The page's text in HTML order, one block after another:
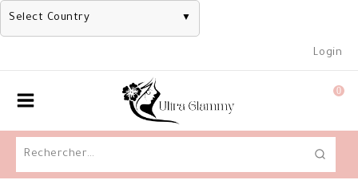
Select Country ▼
Login
0